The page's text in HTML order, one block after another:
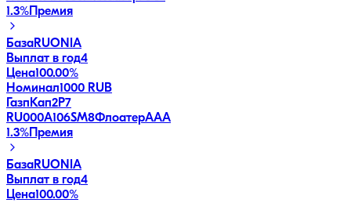
1.3%Премия
БазаRUONIA
Выплат в год4
Цена100.00%
Номинал1000 RUB
ГазпКап2P7
RU000A106SM8ФлоатерAAA
1.3%Премия
БазаRUONIA
Выплат в год4
Цена100.00%